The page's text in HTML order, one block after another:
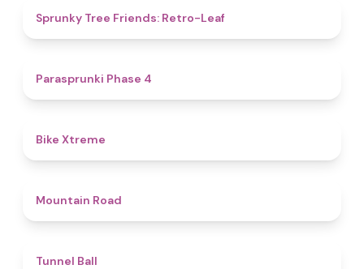
Sprunky Tree Friends: Retro-Leaf
​Parasprunki Phase 4
Bike Xtreme
Mountain Road
Tunnel Ball